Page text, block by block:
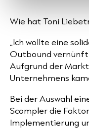
Wie hat Toni
„Ich wollte eine
Outbound
Aufgrund der
Unternehmens
Bei der Auswahl
Scompler die
Implementierung